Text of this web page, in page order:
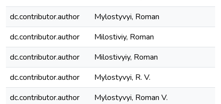
dc.contributor.author
Mylostyvyi, Roman
dc.contributor.author
Milostiviy, Roman
dc.contributor.author
Milostivyiy, Roman
dc.contributor.author
Mylostyvyi, R. V.
dc.contributor.author
Mylostyvyi, Roman V.